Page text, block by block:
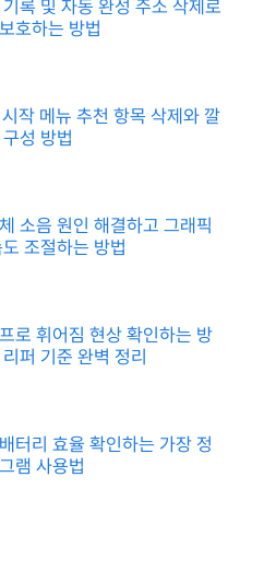
록 및 자동 완성 주소 삭제로
호하는 방법
작 메뉴 추천 항목 삭제와 깔
성 방법
소음 원인 해결하고 그래픽
조절하는 방법
로 휘어짐 현상 확인하는 방
퍼 기준 완벽 정리
터리 효율 확인하는 가장 정
램 사용법